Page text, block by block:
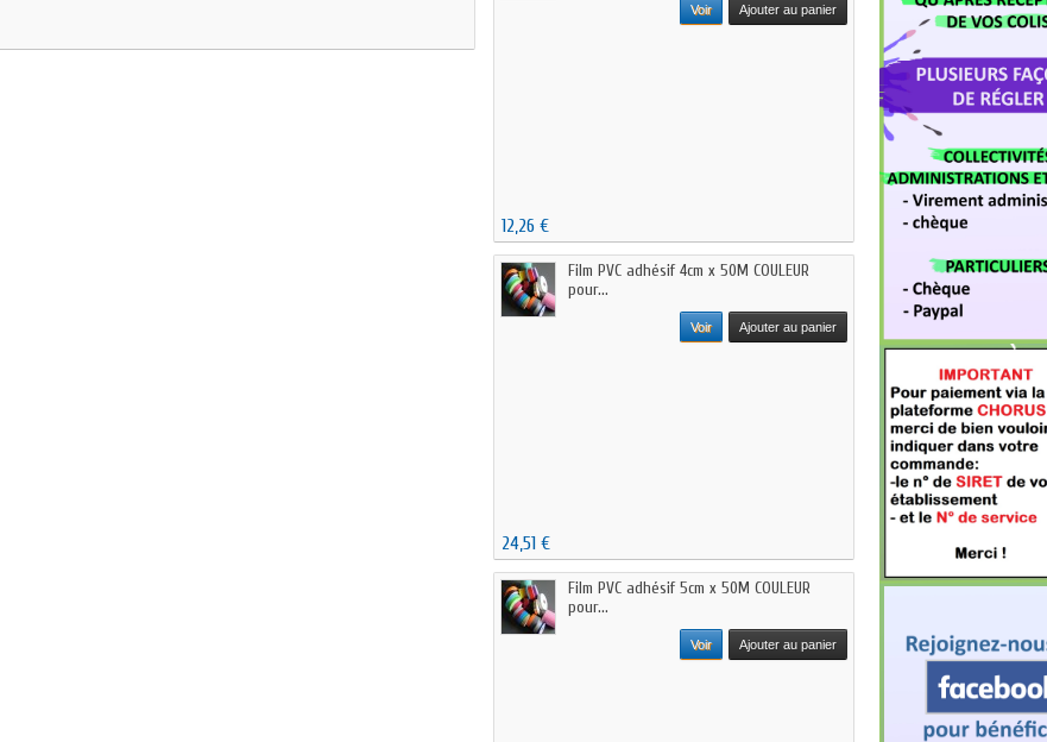
12,26 €
Ajouter au panier
Voir
Film PVC adhésif 4cm x 50M COULEUR
pour...
24,51 €
Ajouter au panier
Voir
Film PVC adhésif 5cm x 50M COULEUR
pour...
Ajouter au panier
Voir